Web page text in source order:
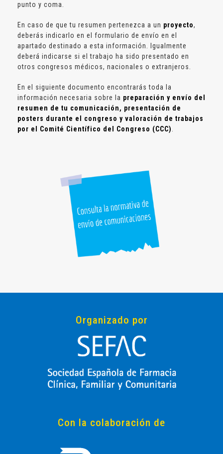
punto y coma.
En caso de que tu resumen pertenezca a un proyecto,
deberás indicarlo en el formulario de envío en el
apartado destinado a esta información. Igualmente
deberá indicarse si el trabajo ha sido presentado en
otros congresos médicos, nacionales o extranjeros.
En el siguiente documento encontrarás toda la
información necesaria sobre la preparación y envío del
resumen de tu comunicación, presentación de
posters durante el congreso y valoración de trabajos
por el Comité Científico del Congreso (CCC)
Organizado por
Con la colaboración de